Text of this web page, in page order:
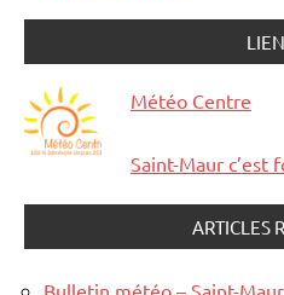
Météo Centre
Saint-Maur c’est
ARTICLES
Bulletin météo – Saint-